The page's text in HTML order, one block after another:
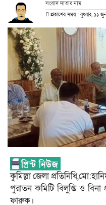
সংবাদ দাতার নাম
প্রকাশের সময় : বুধবার, ১১
কুমিল্লা জেলা
পুরাতন কমিটি বিলুপ্তি ও বিনা
ফারুক।